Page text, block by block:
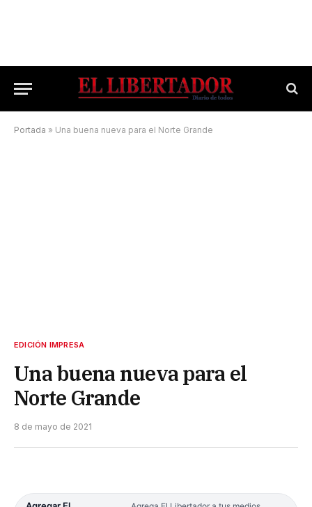
Portada » Una buena nueva para el Norte Grande
EDICIÓN IMPRESA
Una buena nueva para el
Norte Grande
8 de mayo de 2021